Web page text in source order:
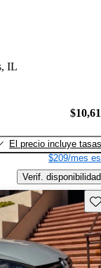
IL
El precio incluye tasas
$209/mes
Verif. disponibilidad